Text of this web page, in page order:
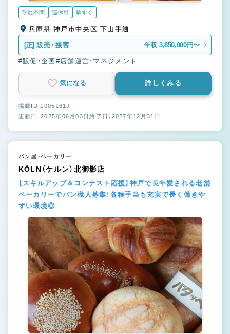
学歴不問 連休可 駅すぐ
兵庫県 神戸市中央区 下山手通
[正] 販売・接客 年収 3,850,000円〜
#販促・企画#店舗運営・マネジメント
気になる 詳しくみる
掲載ID 1005161J
更新日：2025年06月03日終了日：2027年12月31日
パン屋・ベーカリー
KÖLN（ケルン）北御影店
【スキルアップ＆コンテスト応援】神戸で長年愛される老舗
ベーカリーでパン職人募集！各種手当も充実で長く働きや
すい環境◎